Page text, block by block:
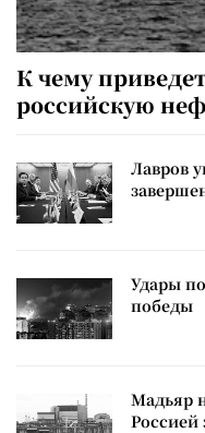
К чему
российскую
Лавров
Удары
победы
Мадьяр
Россией